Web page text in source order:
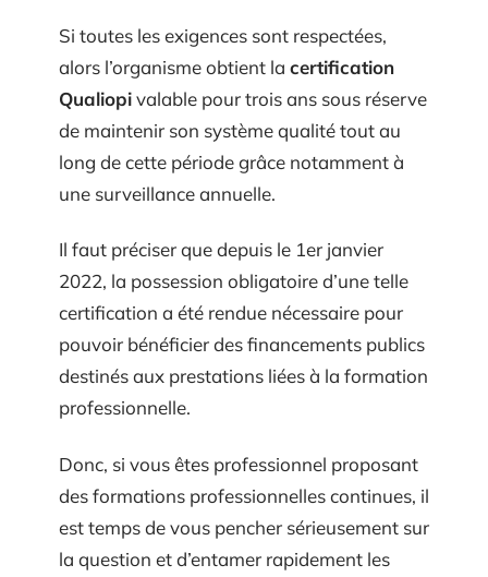
Si toutes les exigences sont respectées,
alors l’organisme obtient la certification
Qualiopivalable pour trois ans sous réserve
de maintenir son système qualité tout au
long de cette période grâce notamment à
une surveillance annuelle.
Il faut préciser que depuis le 1er janvier
2022, la possession obligatoire d’une telle
certification a été rendue nécessaire pour
pouvoir bénéficier des financements publics
destinés aux prestations liées à la formation
professionnelle.
Donc, si vous êtes professionnel proposant
des formations professionnelles continues, il
est temps de vous pencher sérieusement sur
la question et d’entamer rapidement les